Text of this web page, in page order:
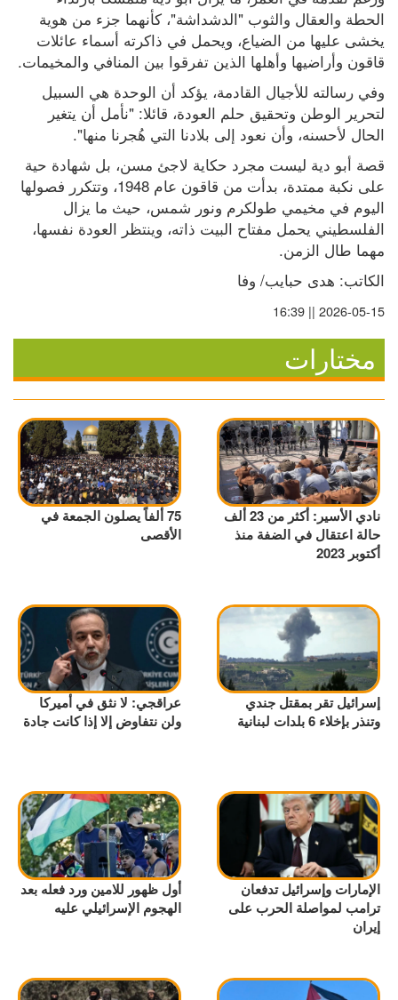
قاقون وأراضيها وأهلها الذين تفرقوا بين المنافي والمخيمات.
الحال لأحسنه، وأن نعود إلى بلادنا التي هُجرنا منها".
مهما طال الزمن.
الكاتب: هدى حبايب/ وفا
2026-05-15 || 16:39
مختارات
نادي الأسير: أكثر من 23 ألف
حالة اعتقال في الضفة منذ
أكتوبر 2023
75 ألفاً يصلون الجمعة في
الأقصى
إسرائيل تقر بمقتل جندي
وتنذر بإخلاء 6 بلدات لبنانية
عراقجي: لا نثق في أميركا
ولن نتفاوض إلا إذا كانت جادة
الإمارات وإسرائيل تدفعان
ترامب لمواصلة الحرب على
إيران
أول ظهور للامين ورد فعله بعد
الهجوم الإسرائيلي عليه